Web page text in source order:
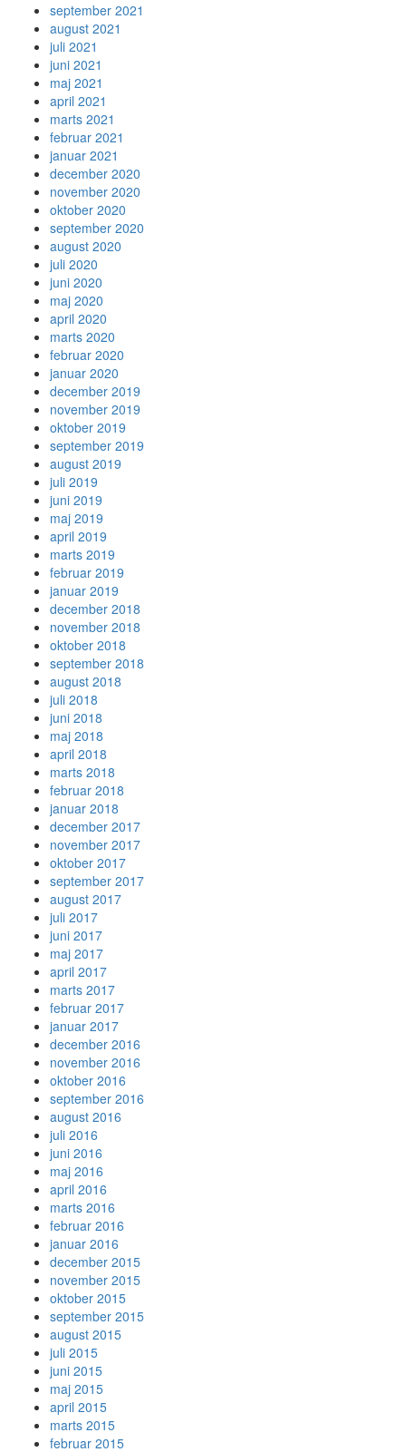
september 2021
august 2021
juli 2021
juni 2021
maj 2021
april 2021
marts 2021
februar 2021
januar 2021
december 2020
november 2020
oktober 2020
september 2020
august 2020
juli 2020
juni 2020
maj 2020
april 2020
marts 2020
februar 2020
januar 2020
december 2019
november 2019
oktober 2019
september 2019
august 2019
juli 2019
juni 2019
maj 2019
april 2019
marts 2019
februar 2019
januar 2019
december 2018
november 2018
oktober 2018
september 2018
august 2018
juli 2018
juni 2018
maj 2018
april 2018
marts 2018
februar 2018
januar 2018
december 2017
november 2017
oktober 2017
september 2017
august 2017
juli 2017
juni 2017
maj 2017
april 2017
marts 2017
februar 2017
januar 2017
december 2016
november 2016
oktober 2016
september 2016
august 2016
juli 2016
juni 2016
maj 2016
april 2016
marts 2016
februar 2016
januar 2016
december 2015
november 2015
oktober 2015
september 2015
august 2015
juli 2015
juni 2015
maj 2015
april 2015
marts 2015
februar 2015